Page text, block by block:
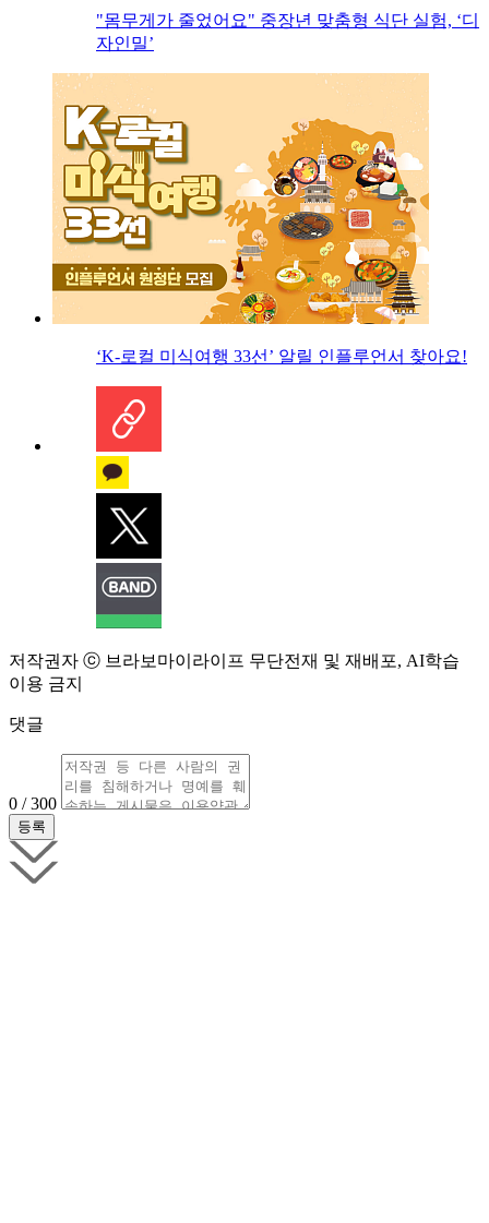
"몸무게가 줄었어요" 중장년 맞춤형 식단 실험, ‘디
자인밀’
‘K-로컬 미식여행 33선’ 알릴 인플루언서 찾아요!
저작권자 ⓒ 브라보마이라이프 무단전재 및 재배포, AI학습
이용 금지
댓글
0 / 300